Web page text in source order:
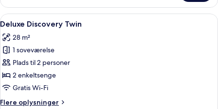
Explorer
Twin
Indlæs
alle
billeder
af
Deluxe
Discovery
Twin
Et hotelværelse med to senge, et
9
Deluxe Discovery Twin
28 m²
1 soveværelse
Plads til 2 personer
2 enkeltsenge
Gratis Wi-Fi
Flere oplysninger
Flere